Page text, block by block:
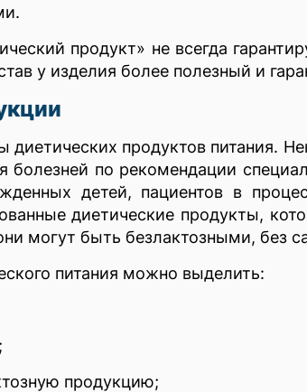
продукт» не всегда
у изделия более полезный и
продуктов питания.
болезней по рекомендации
детей, пациентов в
диетические продукты,
могут быть безлактозными, без
питания можно выделить:
продукцию;